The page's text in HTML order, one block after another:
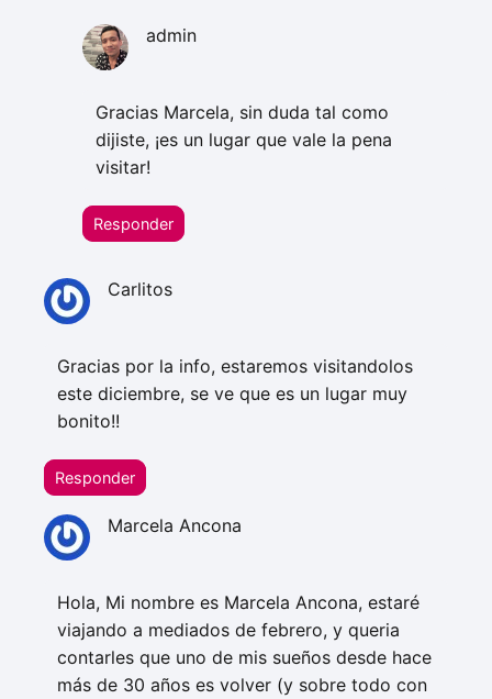
admin
Gracias Marcela, sin duda tal como
dijiste, ¡es un lugar que vale la pena
visitar!
Responder
Carlitos
Gracias por la info, estaremos visitandolos
este diciembre, se ve que es un lugar muy
bonito!!
Responder
Marcela Ancona
Hola, Mi nombre es Marcela Ancona, estaré
viajando a mediados de febrero, y queria
contarles que uno de mis sueños desde hace
más de 30 años es volver (y sobre todo con